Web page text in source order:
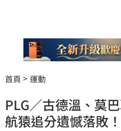
首頁 運動
PLG／古德溫、莫
航猿追分遺憾落敗